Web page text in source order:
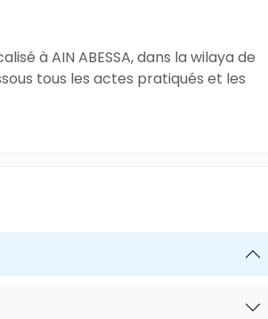
à AIN ABESSA, dans la wilaya de
tous les actes pratiqués et les